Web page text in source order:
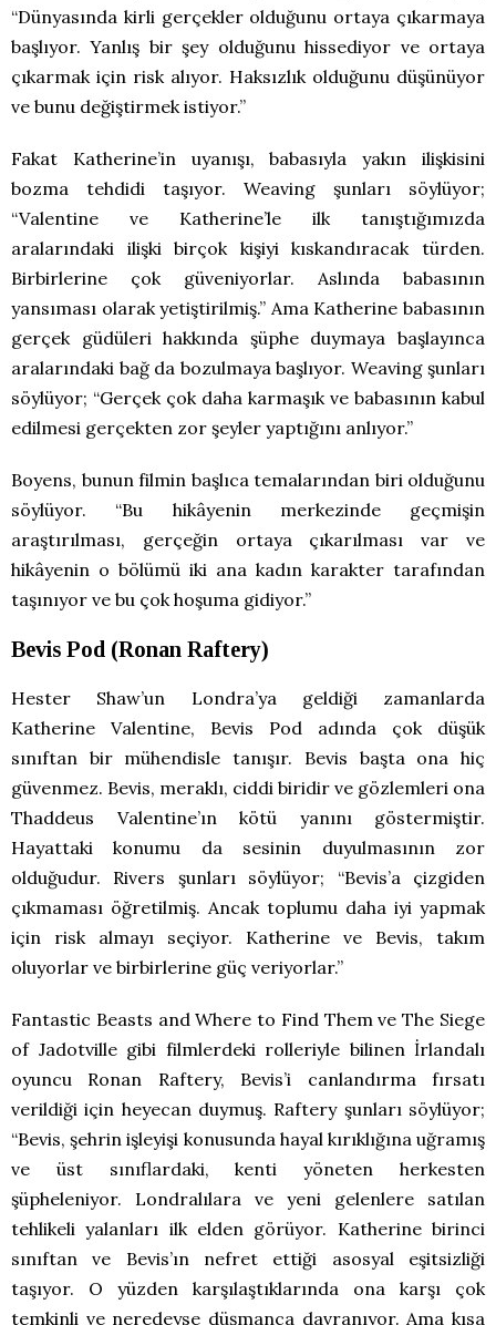
“Dünyasında kirli gerçekler olduğunu ortaya çıkarmaya
başlıyor. Yanlış bir şey olduğunu hissediyor ve ortaya
çıkarmak için risk alıyor. Haksızlık olduğunu düşünüyor
ve bunu değiştirmek istiyor.”
Fakat Katherine’in uyanışı, babasıyla yakın ilişkisini
bozma tehdidi taşıyor. Weaving şunları söylüyor;
“Valentine ve Katherine’le ilk tanıştığımızda
aralarındaki ilişki birçok kişiyi kıskandıracak türden.
Birbirlerine çok güveniyorlar. Aslında babasının
yansıması olarak yetiştirilmiş.” Ama Katherine babasının
gerçek güdüleri hakkında şüphe duymaya başlayınca
aralarındaki bağ da bozulmaya başlıyor. Weaving şunları
söylüyor; “Gerçek çok daha karmaşık ve babasının kabul
edilmesi gerçekten zor şeyler yaptığını anlıyor.”
Boyens, bunun filmin başlıca temalarından biri olduğunu
söylüyor. “Bu hikâyenin merkezinde geçmişin
araştırılması, gerçeğin ortaya çıkarılması var ve
hikâyenin o bölümü iki ana kadın karakter tarafından
taşınıyor ve bu çok hoşuma gidiyor.”
Bevis Pod (Ronan Raftery)
Hester Shaw’un Londra’ya geldiği zamanlarda
Katherine Valentine, Bevis Pod adında çok düşük
sınıftan bir mühendisle tanışır. Bevis başta ona hiç
güvenmez. Bevis, meraklı, ciddi biridir ve gözlemleri ona
Thaddeus Valentine’ın kötü yanını göstermiştir.
Hayattaki konumu da sesinin duyulmasının zor
olduğudur. Rivers şunları söylüyor; “Bevis’a çizgiden
çıkmaması öğretilmiş. Ancak toplumu daha iyi yapmak
için risk almayı seçiyor. Katherine ve Bevis, takım
oluyorlar ve birbirlerine güç veriyorlar.”
Fantastic Beasts and Where to Find Them ve The Siege
of Jadotville gibi filmlerdeki rolleriyle bilinen İrlandalı
oyuncu Ronan Raftery, Bevis’i canlandırma fırsatı
verildiği için heyecan duymuş. Raftery şunları söylüyor;
“Bevis, şehrin işleyişi konusunda hayal kırıklığına uğramış
ve üst sınıflardaki, kenti yöneten herkesten
şüpheleniyor. Londralılara ve yeni gelenlere satılan
tehlikeli yalanları ilk elden görüyor. Katherine birinci
sınıftan ve Bevis’ın nefret ettiği asosyal eşitsizliği
taşıyor. O yüzden karşılaştıklarında ona karşı çok
temkinli ve neredeyse düşmanca davranıyor. Ama kısa